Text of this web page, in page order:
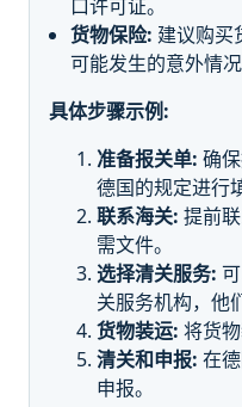
口许可证。
货物保险: 建议购买
可能发生的意外情况
具体步骤示例:
准备报关单: 确
德国的规定进行
联系海关: 提前
需文件。
选择清关服务:
关服务机构，他
货物装运: 将货
清关和申报: 在
申报。